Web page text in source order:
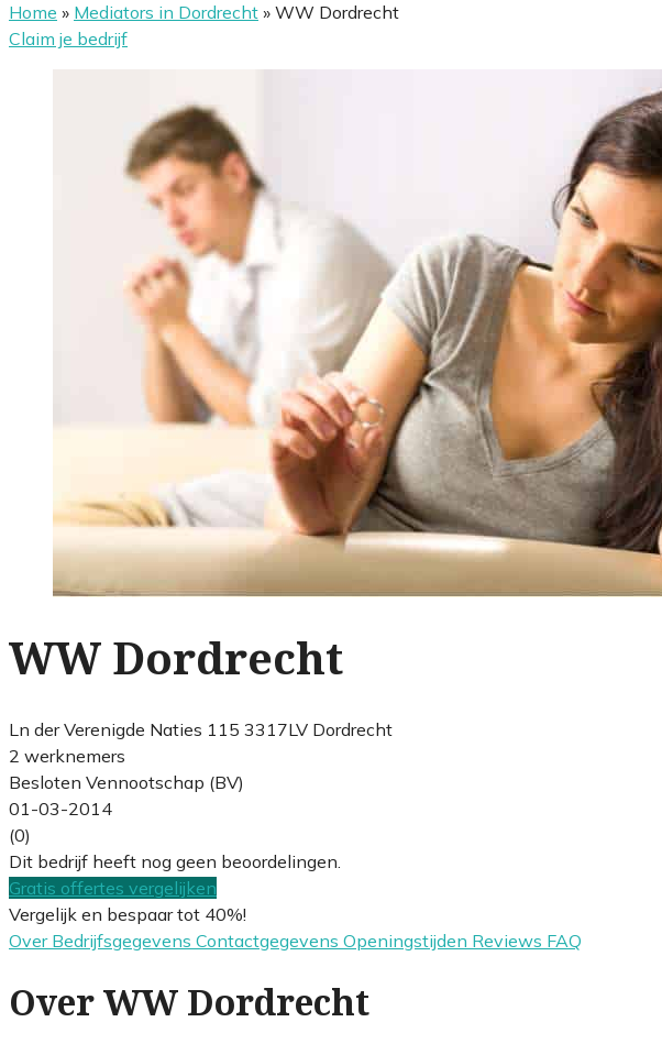
Home » Mediators in Dordrecht » WW Dordrecht
Claim je bedrijf
WW Dordrecht
Ln der Verenigde Naties 115 3317LV Dordrecht
2 werknemers
Besloten Vennootschap (BV)
01-03-2014
(0)
Dit bedrijf heeft nog geen beoordelingen.
Gratis offertes vergelijken
Vergelijk en bespaar tot 40%!
Over Bedrijfsgegevens Contactgegevens Openingstijden Reviews FAQ
Over WW Dordrecht